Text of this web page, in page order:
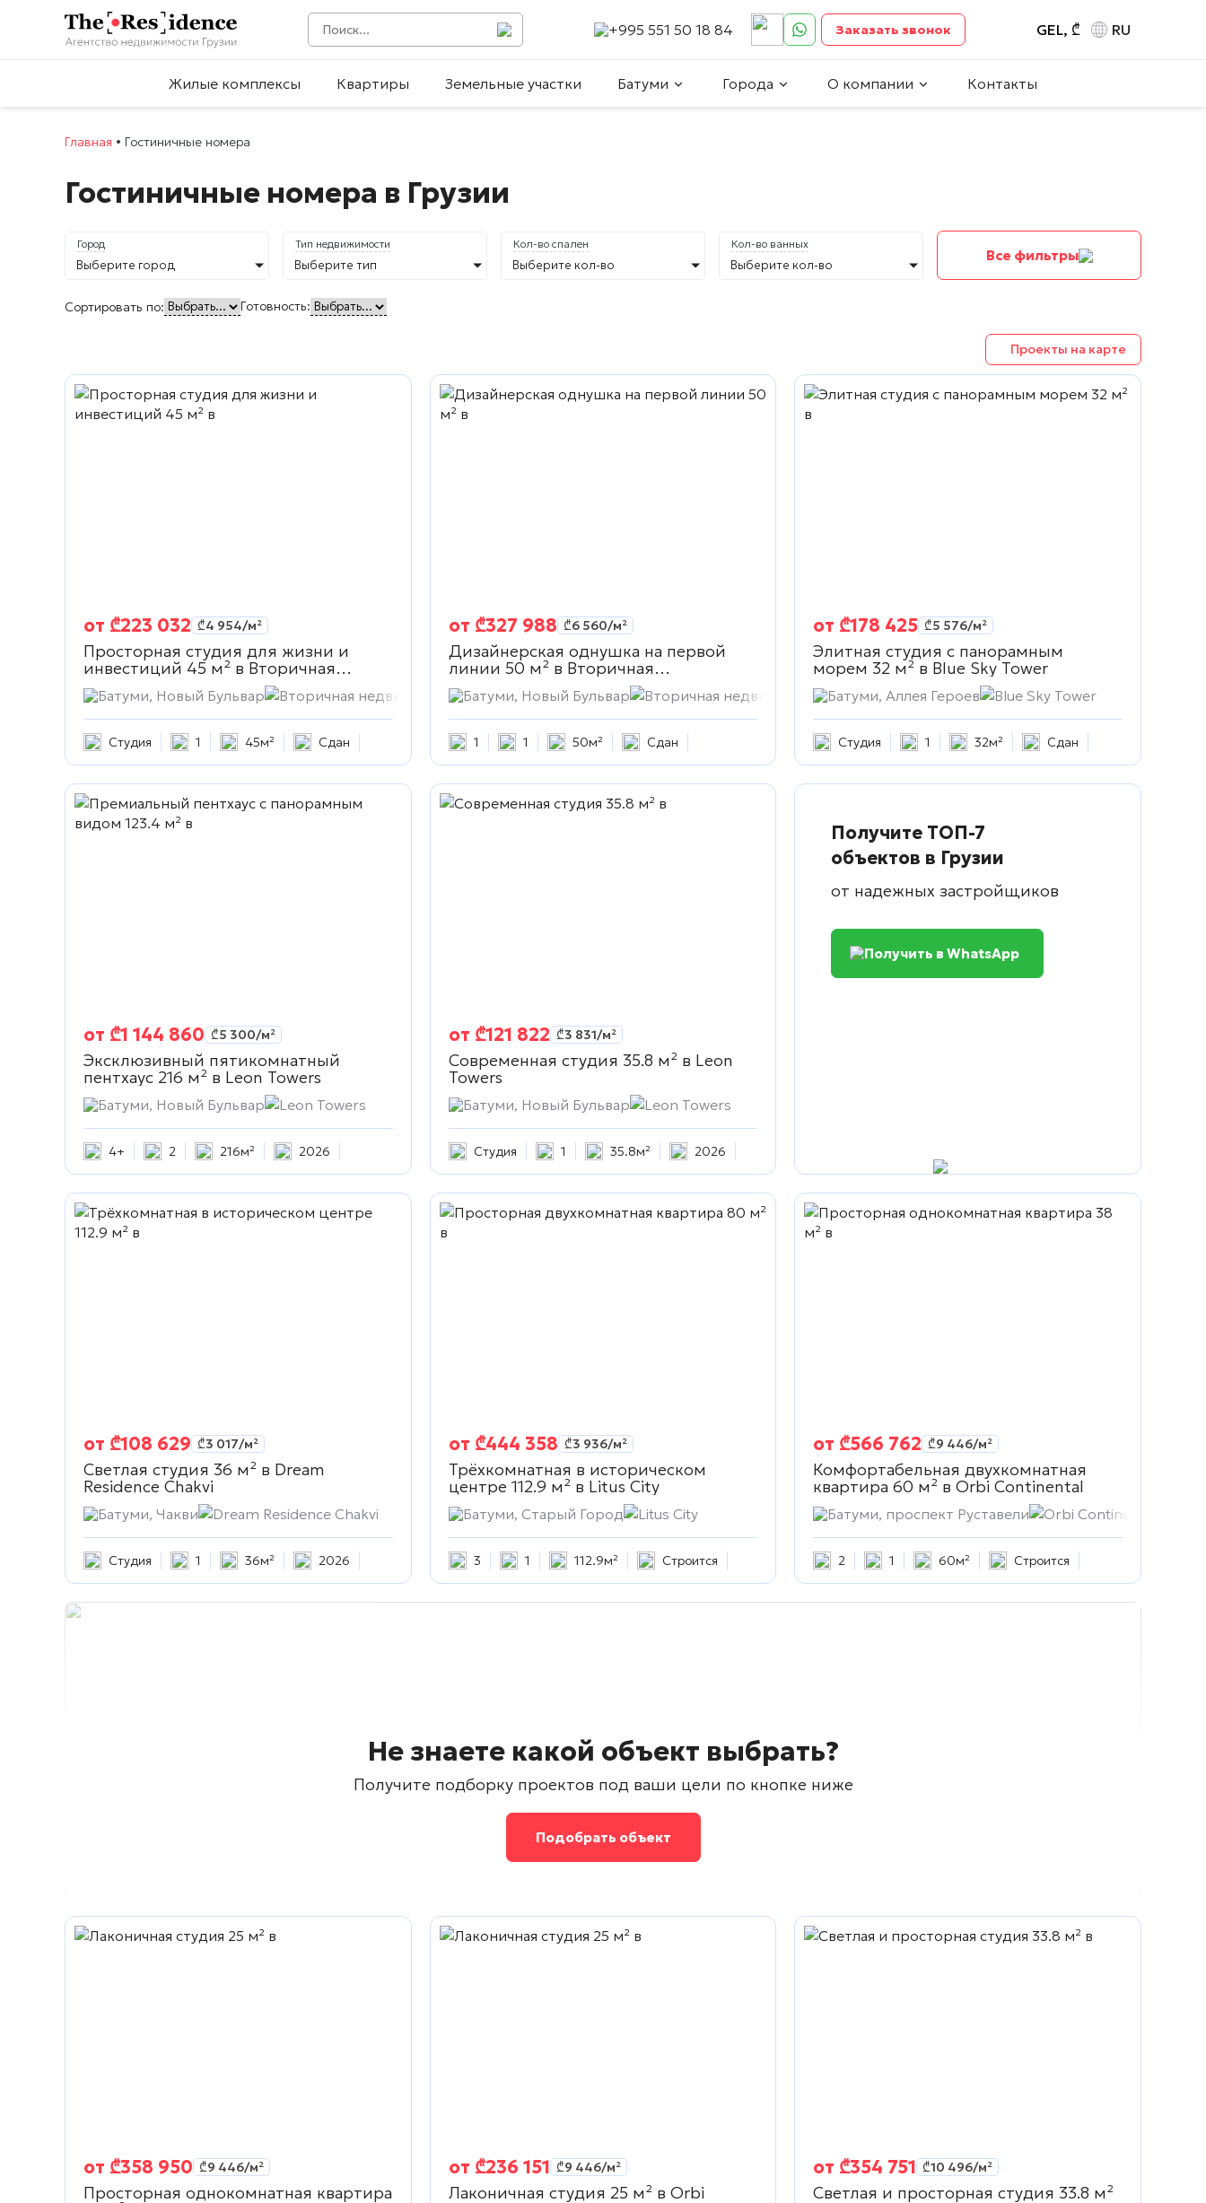
+995 551 50 18 84 Заказать звонок GEL, ₾ RU
Жилые комплексы Квартиры Земельные участки Батуми Города О компании Контакты
Главная • Гостиничные номера
Гостиничные номера в Грузии
Город
Выберите город
Тип недвижимости
Выберите тип
Кол-во спален
Выберите кол-во
Кол-во ванных
Выберите кол-во
Все фильтры
Сортировать по: Готовность:
Проекты на карте
от ₾223 032 ₾4 954/м²
Просторная студия для жизни и
инвестиций 45 м² в Вторичная
недвижимость
Батуми, Новый Бульвар Вторичная недвижимость
Студия 1 45м² Сдан
от ₾327 988 ₾6 560/м²
Дизайнерская однушка на первой
линии 50 м² в Вторичная
недвижимость
Батуми, Новый Бульвар Вторичная недвижимость
1 1 50м² Сдан
от ₾178 425 ₾5 576/м²
Элитная студия с панорамным
морем 32 м² в Blue Sky Tower
Батуми, Аллея Героев Blue Sky Tower
Студия 1 32м² Сдан
от ₾1 144 860 ₾5 300/м²
Эксклюзивный пятикомнатный
пентхаус 216 м² в Leon Towers
Батуми, Новый Бульвар Leon Towers
4+ 2 216м² 2026
от ₾121 822 ₾3 831/м²
Современная студия 35.8 м² в Leon
Towers
Батуми, Новый Бульвар Leon Towers
Студия 1 35.8м² 2026
Получите ТОП-7
объектов в Грузии
от надежных застройщиков
Получить в WhatsApp
от ₾108 629 ₾3 017/м²
Светлая студия 36 м² в Dream
Residence Chakvi
Батуми, Чакви Dream Residence Chakvi
Студия 1 36м² 2026
от ₾444 358 ₾3 936/м²
Трёхкомнатная в историческом
центре 112.9 м² в Litus City
Батуми, Старый Город Litus City
3 1 112.9м² Строится
от ₾566 762 ₾9 446/м²
Комфортабельная двухкомнатная
квартира 60 м² в Orbi Continental
Батуми, проспект Руставели Orbi Continental
2 1 60м² Строится
Не знаете какой объект выбрать?
Получите подборку проектов под ваши цели по кнопке ниже
Подобрать объект
от ₾358 950 ₾9 446/м²
Просторная однокомнатная квартира
от ₾236 151 ₾9 446/м²
Лаконичная студия 25 м² в Orbi
от ₾354 751 ₾10 496/м²
Светлая и просторная студия 33.8 м²